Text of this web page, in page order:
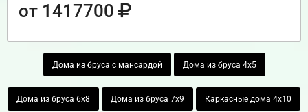
от 1417700
Дома из бруса с мансардой Дома из бруса 4х5
Дома из бруса 6х8 Дома из бруса 7х9 Каркасные дома 4х10